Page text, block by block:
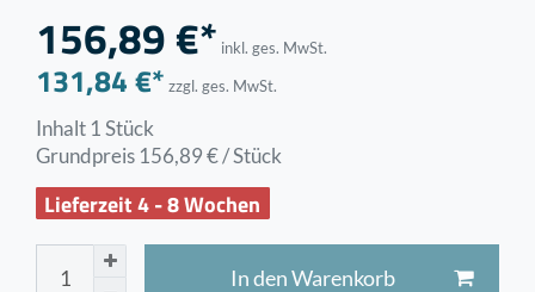
156,89 €* inkl. ges. MwSt.
131,84 €* zzgl. ges. MwSt.
Inhalt 1Stück
Grundpreis 156,89 € / Stück
Lieferzeit 4 - 8 Wochen
In den Warenkorb